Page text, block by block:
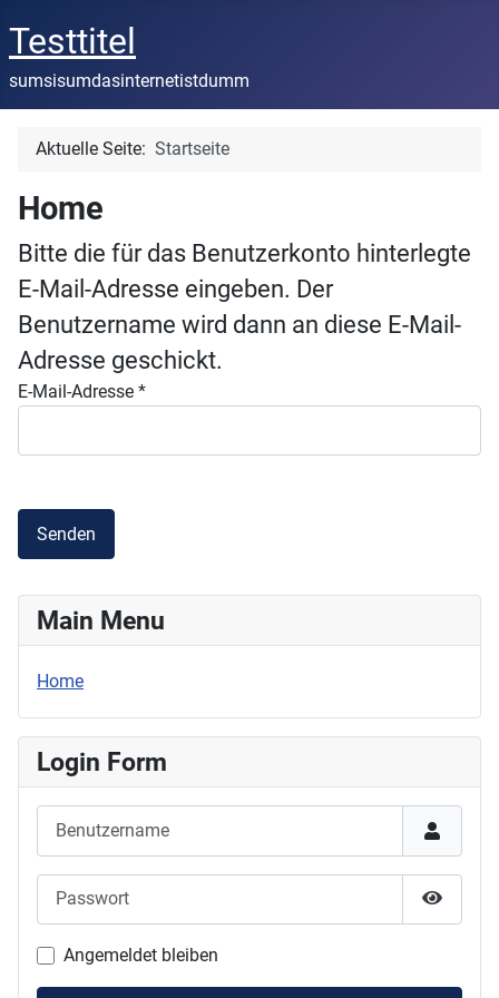
Testtitel
sumsisumdasinternetistdumm
Aktuelle Seite: Startseite
Home
Bitte die für das Benutzerkonto hinterlegte
E-Mail-Adresse eingeben. Der
Benutzername wird dann an diese E-Mail-
Adresse geschickt.
E-Mail-Adresse *
Senden
Main Menu
Home
Login Form
Angemeldet bleiben